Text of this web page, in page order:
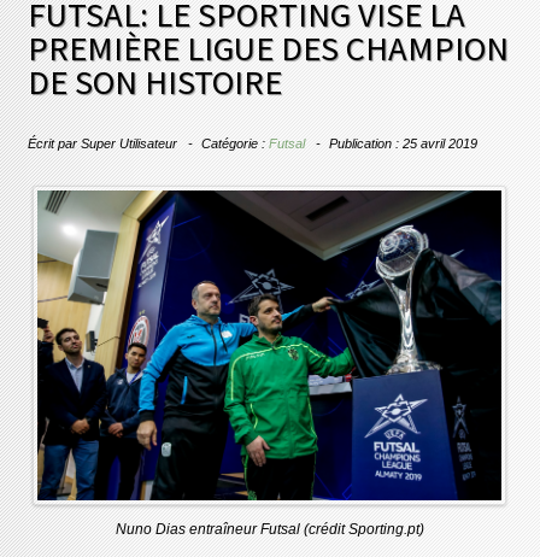
FUTSAL: LE SPORTING VISE LA
PREMIÈRE LIGUE DES CHAMPION
DE SON HISTOIRE
Écrit parSuper Utilisateur Catégorie :Futsal Publication : 25 avril 2019
Nuno Dias entraîneur Futsal (crédit Sporting.pt)